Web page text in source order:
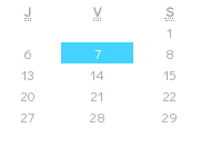
J V
S
1
6 7
8
13 14
15
20 21
22
27 28
29